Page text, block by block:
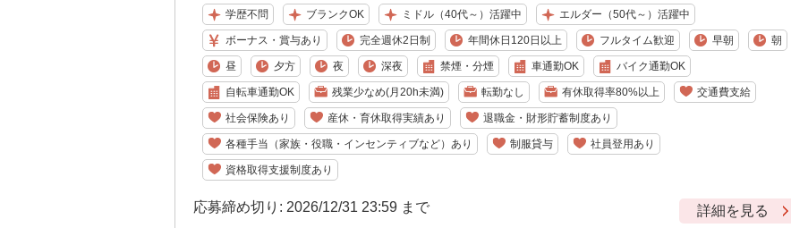
学歴不問 ブランクOK ミドル（40代～）活躍中 エルダー（50代～）活躍中
ボーナス・賞与あり 完全週休2日制 年間休日120日以上 フルタイム歓迎 早朝 朝
昼 夕方 夜 深夜 禁煙・分煙 車通勤OK バイク通勤OK
自転車通勤OK 残業少なめ(月20h未満) 転勤なし 有休取得率80%以上 交通費支給
社会保険あり 産休・育休取得実績あり 退職金・財形貯蓄制度あり
各種手当（家族・役職・インセンティブなど）あり 制服貸与 社員登用あり
資格取得支援制度あり
応募締め切り: 2026/12/31 23:59 まで 詳細を見る